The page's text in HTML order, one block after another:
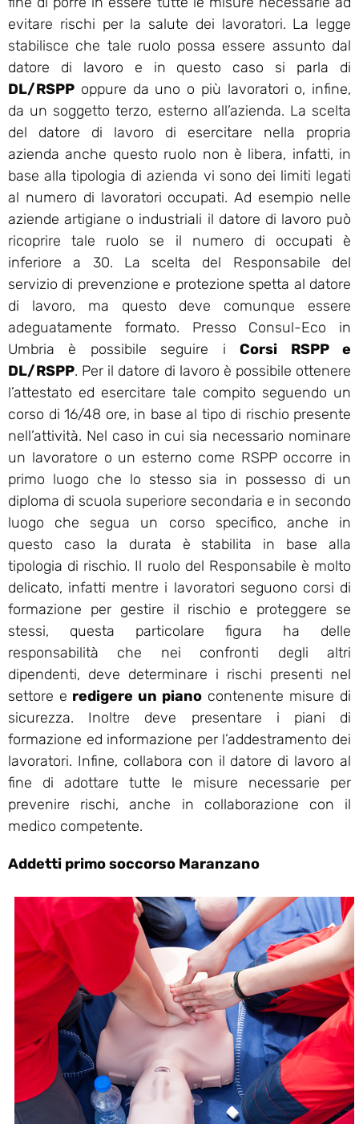
evitare rischi per la salute dei lavoratori. La legge
stabilisce che tale ruolo possa essere assunto dal
datore di lavoro e in questo caso si parla di
DL/RSPP oppure da uno o più lavoratori o, infine,
da un soggetto terzo, esterno all’azienda. La scelta
del datore di lavoro di esercitare nella propria
azienda anche questo ruolo non è libera, infatti, in
base alla tipologia di azienda vi sono dei limiti legati
al numero di lavoratori occupati. Ad esempio nelle
aziende artigiane o industriali il datore di lavoro può
ricoprire tale ruolo se il numero di occupati è
inferiore a 30. La scelta del Responsabile del
servizio di prevenzione e protezione spetta al datore
di lavoro, ma questo deve comunque essere
adeguatamente formato. Presso Consul-Eco in
Umbria è possibile seguire iCorsi RSPP e
DL/RSPP. Per il datore di lavoro è possibile ottenere
l’attestato ed esercitare tale compito seguendo un
corso di 16/48 ore, in base al tipo di rischio presente
nell’attività. Nel caso in cui sia necessario nominare
un lavoratore o un esterno come RSPP occorre in
primo luogo che lo stesso sia in possesso di un
diploma di scuola superiore secondaria e in secondo
luogo che segua un corso specifico, anche in
questo caso la durata è stabilita in base alla
tipologia di rischio. Il ruolo del Responsabile è molto
delicato, infatti mentre i lavoratori seguono corsi di
formazione per gestire il rischio e proteggere se
stessi, questa particolare figura ha delle
responsabilità che nei confronti degli altri
dipendenti, deve determinare i rischi presenti nel
settore e redigere un piano contenente misure di
sicurezza. Inoltre deve presentare i piani di
formazione ed informazione per l’addestramento dei
lavoratori. Infine, collabora con il datore di lavoro al
fine di adottare tutte le misure necessarie per
prevenire rischi, anche in collaborazione con il
medico competente.
Addetti primo soccorso Maranzano